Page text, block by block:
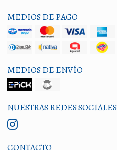
MEDIOS DE PAGO
MEDIOS DE ENVÍO
NUESTRAS REDES SOCIALES
CONTACTO